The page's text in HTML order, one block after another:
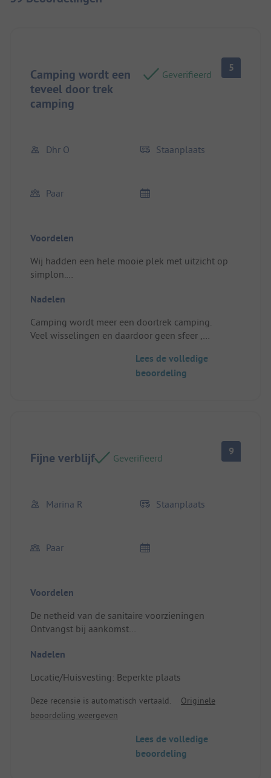
Camping wordt een
teveel door trek
camping
Geverifieerd
5
Dhr O Staanplaats
Paar
Voordelen
Wij hadden een hele mooie plek met uitzicht op
simplon.
Zoals je mag verwachten.
Nadelen
Camping wordt meer een doortrek camping.
Veel wisselingen en daardoor geen sfeer ,
Lees de volledige
beoordeling
Fijne verblijf Geverifieerd
9
Marina R Staanplaats
Paar
Voordelen
De netheid van de sanitaire voorzieningen
Ontvangst bij aankomst
receptie
Nadelen
Locatie/Huisvesting: Beperkte plaats
Deze recensie is automatisch vertaald.
Originele
beoordeling weergeven
Lees de volledige
beoordeling